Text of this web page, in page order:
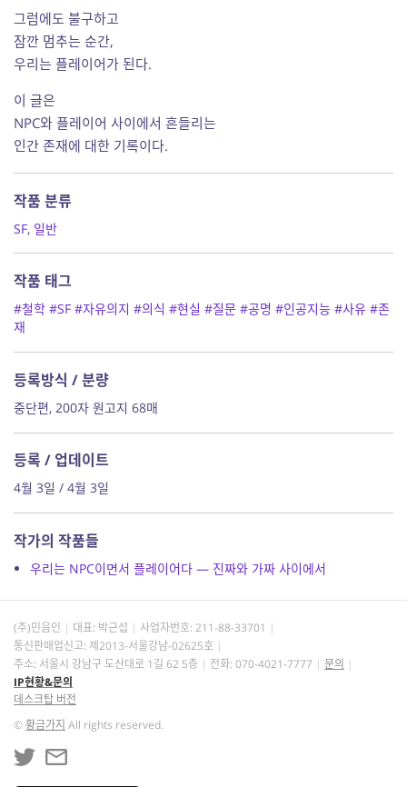
그럼에도 불구하고
잠깐 멈추는 순간,
우리는 플레이어가 된다.
이 글은
NPC와 플레이어 사이에서 흔들리는
인간 존재에 대한 기록이다.
작품 분류
SF, 일반
작품 태그
#철학 #SF #자유의지 #의식 #현실 #질문 #공명 #인공지능 #사유 #존
재
등록방식 / 분량
중단편, 200자 원고지 68매
등록 / 업데이트
4월 3일 / 4월 3일
작가의 작품들
우리는 NPC이면서 플레이어다 — 진짜와 가짜 사이에서
(주)민음인 대표: 박근섭 사업자번호: 211-88-33701
통신판매업신고: 제2013-서울강남-02625호
주소: 서울시 강남구 도산대로 1길 62 5층
전화: 070-4021-7777
문의
IP현황&문의
데스크탑 버전
©황금가지 All rights reserved.